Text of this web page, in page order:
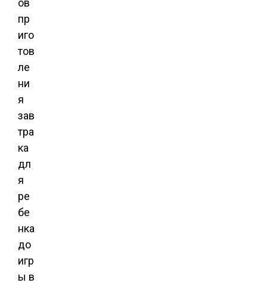
ов
пр
иго
тов
ле
ни
я
зав
тра
ка
дл
я
ре
бе
нка
до
игр
ы в